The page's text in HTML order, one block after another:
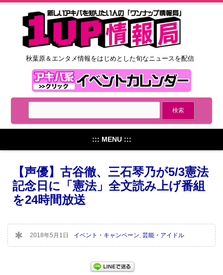
秋葉原＆エンタメ情報をはじめとした旬なニュースを配信
::: MENU :::
【声優】古谷徹、三石琴乃が5/3憲法
記念日に「憲法」全文読み上げ番組
を24時間放送
2018年5月1日 イベント・キャンペーン 芸能・アイドル